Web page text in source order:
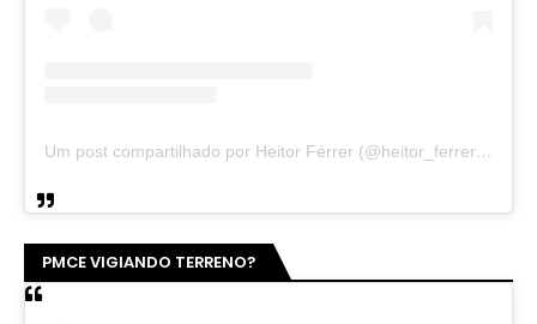
Um post compartilhado por Heitor Férrer (@heitor_ferrer77)
PMCE VIGIANDO TERRENO?